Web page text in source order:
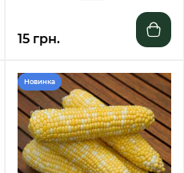
15 грн.
Новинка